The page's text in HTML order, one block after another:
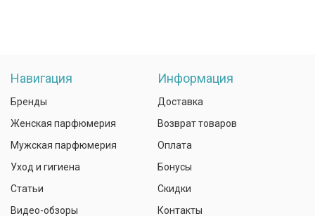
Навигация
Бренды
Женская парфюмерия
Мужская парфюмерия
Уход и гигиена
Статьи
Видео-обзоры
Информация
Доставка
Возврат товаров
Оплата
Бонусы
Скидки
Контакты